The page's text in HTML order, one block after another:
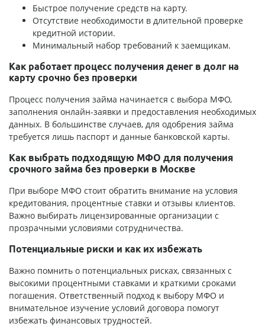
Быстрое получение средств на карту.
Отсутствие необходимости в длительной проверке
кредитной истории.
Минимальный набор требований к заемщикам.
Как работает процесс получения денег в долг на
карту срочно без проверки
Процесс получения займа начинается с выбора МФО,
заполнения онлайн-заявки и предоставления необходимых
данных. В большинстве случаев, для одобрения займа
требуется лишь паспорт и данные банковской карты.
Как выбрать подходящую МФО для получения
срочного займа без проверки в Москве
При выборе МФО стоит обратить внимание на условия
кредитования, процентные ставки и отзывы клиентов.
Важно выбирать лицензированные организации с
прозрачными условиями сотрудничества.
Потенциальные риски и как их избежать
Важно помнить о потенциальных рисках, связанных с
высокими процентными ставками и краткими сроками
погашения. Ответственный подход к выбору МФО и
внимательное изучение условий договора помогут
избежать финансовых трудностей.